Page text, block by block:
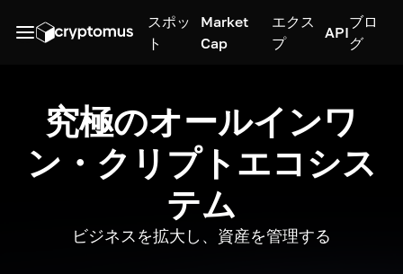
スポッ
ト
Market
Cap
エクス
プ
API
ブロ
グ
究極のオールインワ
ン・クリプトエコシス
テム
ビジネスを拡大し、資産を管理する